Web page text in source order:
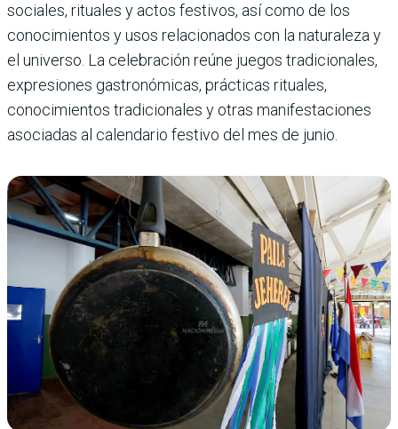
sociales, rituales y actos festivos, así como de los
conocimientos y usos relacionados con la naturaleza y
el universo. La celebración reúne juegos tradicionales,
expresiones gastronómicas, prácticas rituales,
conocimientos tradicionales y otras manifestaciones
asociadas al calendario festivo del mes de junio.